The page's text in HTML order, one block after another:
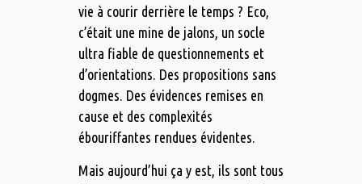
vie à courir derrière le temps ? Eco,
c’était une mine de jalons, un socle
ultra fiable de questionnements et
d’orientations. Des propositions sans
dogmes. Des évidences remises en
cause et des complexités
ébouriffantes rendues évidentes.
Mais aujourd’hui ça y est, ils sont tous